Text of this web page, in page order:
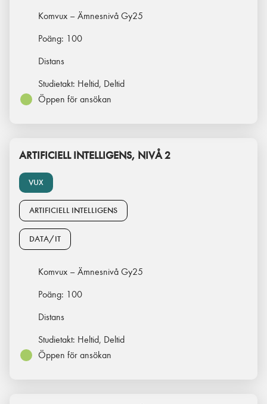
Komvux – Ämnesnivå Gy25
Poäng: 100
Distans
Studietakt: Heltid, Deltid
Öppen för ansökan
VUX
ARTIFICIELL INTELLIGENS, NIVÅ 2
ARTIFICIELL INTELLIGENS
DATA/IT
Komvux – Ämnesnivå Gy25
Poäng: 100
Distans
Studietakt: Heltid, Deltid
Öppen för ansökan